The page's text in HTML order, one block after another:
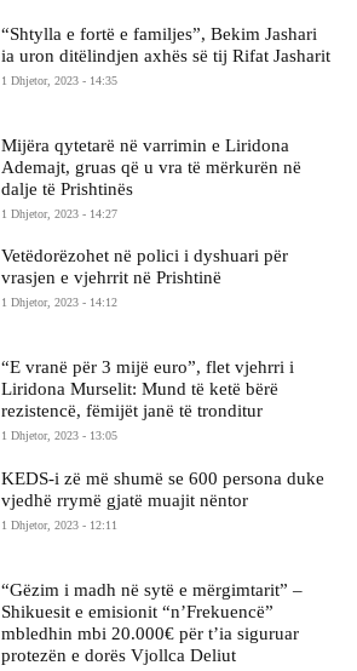
“Shtylla e fortë e familjes”, Bekim Jashari
ia uron ditëlindjen axhës së tij Rifat Jasharit
1 Dhjetor, 2023 - 14:35
Mijëra qytetarë në varrimin e Liridona
Ademajt, gruas që u vra të mërkurën në
dalje të Prishtinës
1 Dhjetor, 2023 - 14:27
Vetëdorëzohet në polici i dyshuari për
vrasjen e vjehrrit në Prishtinë
1 Dhjetor, 2023 - 14:12
“E vranë për 3 mijë euro”, flet vjehrri i
Liridona Murselit: Mund të ketë bërë
rezistencë, fëmijët janë të tronditur
1 Dhjetor, 2023 - 13:05
KEDS-i zë më shumë se 600 persona duke
vjedhë rrymë gjatë muajit nëntor
1 Dhjetor, 2023 - 12:11
“Gëzim i madh në sytë e mërgimtarit” –
Shikuesit e emisionit “n’Frekuencë”
mbledhin mbi 20.000€ për t’ia siguruar
protezën e dorës Vjollca Deliut